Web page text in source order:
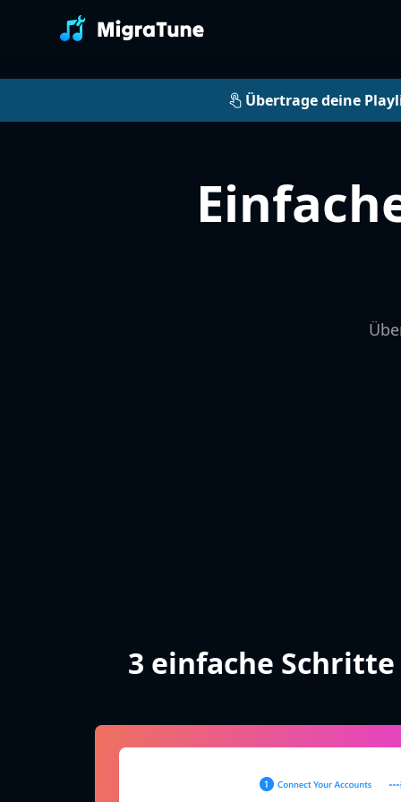
Übertrage deine
3 einfache